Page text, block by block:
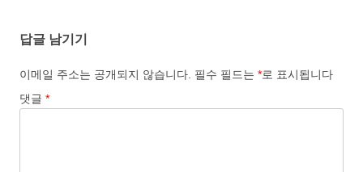
답글 남기기
이메일 주소는 공개되지 않습니다. 필수 필드는 *로 표시됩니다
댓글 *